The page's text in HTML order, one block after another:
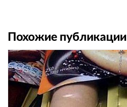
Похожие публикации